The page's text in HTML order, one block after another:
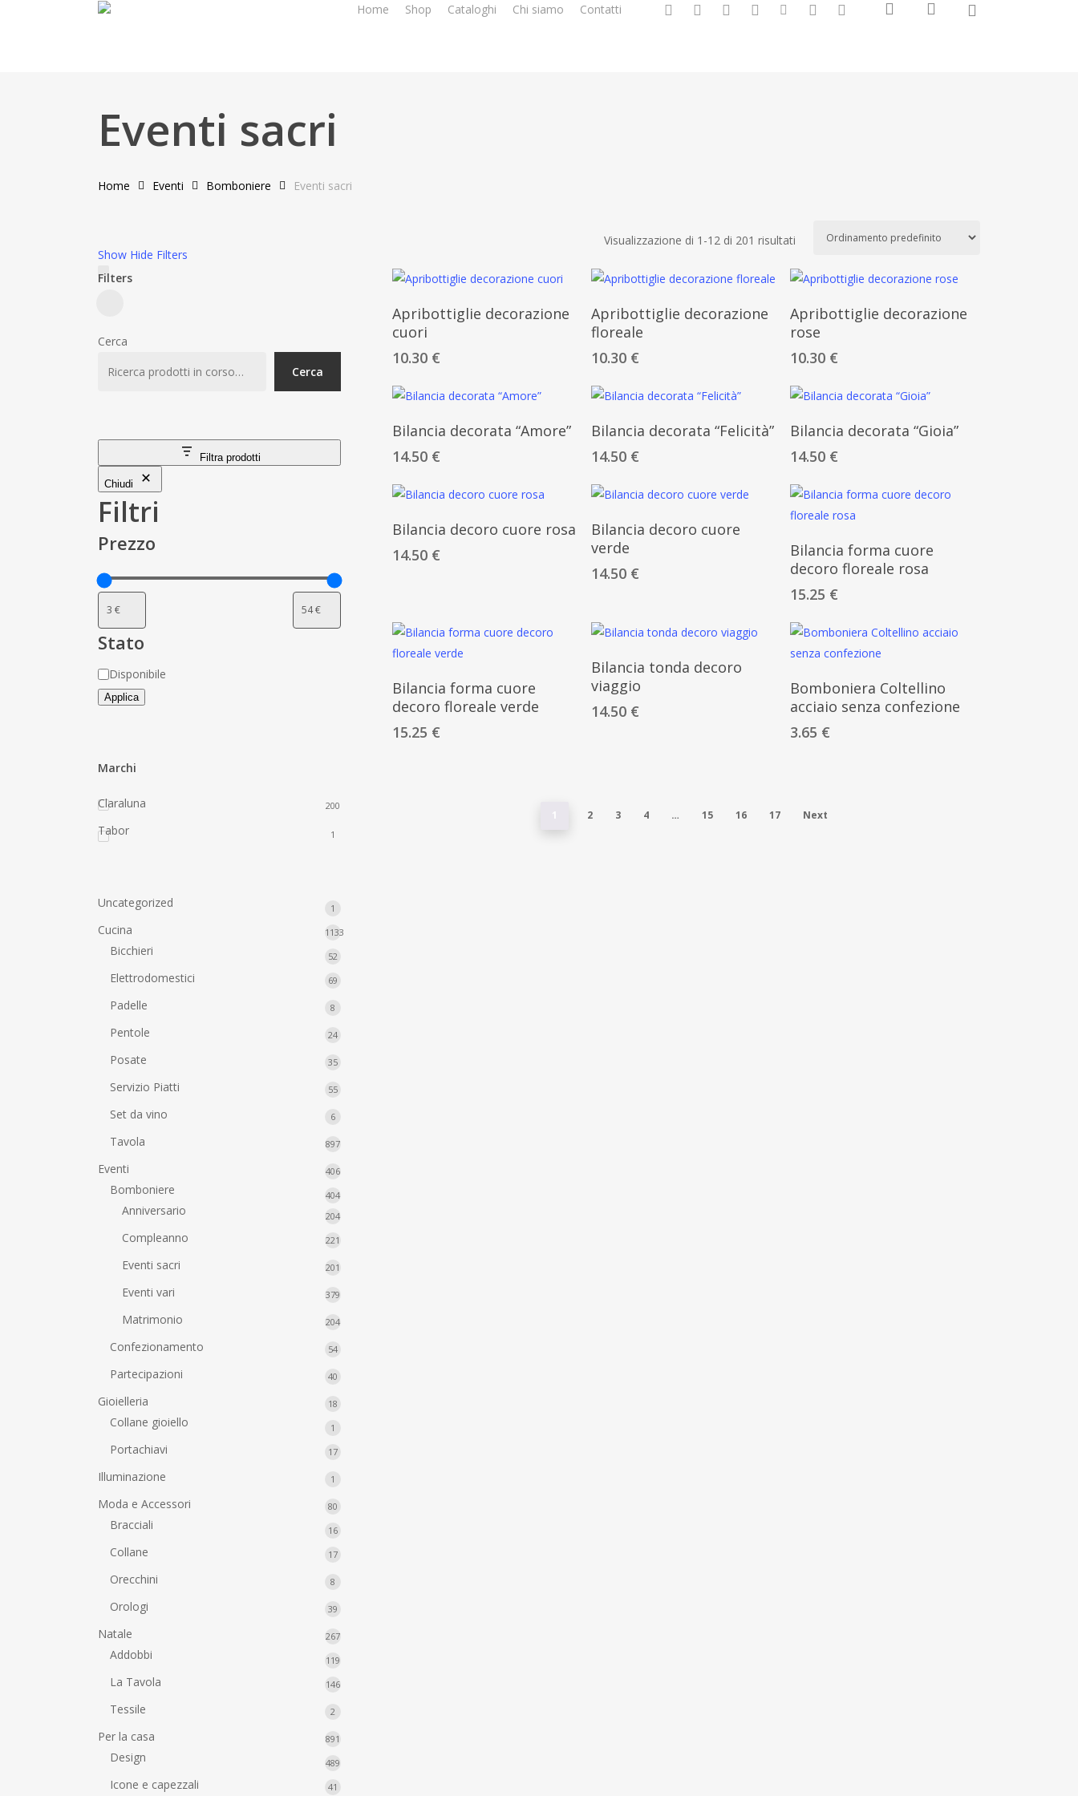
Home Shop Cataloghi Chi siamo Contatti facebookgoogle- instagramwhatsapp
tiktok phone email search account
Eventi sacri
Home Eventi Bomboniere Eventi sacri
Show Hide Filters
Visualizzazione di 1-12 di 201 risultati
Filters
Cerca
Cerca
Filtra prodotti
Chiudi
Filtri
Prezzo
Stato
StatoDisponibile
Applica
Marchi
Claraluna 200
Tabor 1
Uncategorized 1
Cucina
1133
prodotti
Bicchieri 5252
Elettrodomestici 6969
Padelle 88
Pentole 2424
Posate 3535
Servizio Piatti 5555
Set da vino 66
Tavola 897897
Eventi 406406
Bomboniere 404404
prodotti
Anniversario 204204
Compleanno 221
Eventi sacri 201
Eventi vari 379379
Matrimonio 204204
Confezionamento 5454
Partecipazioni 4040
Gioielleria 1818
Collane gioiello 1
Portachiavi 1717
Illuminazione 1
Moda e Accessori 8080
Bracciali 1616
Collane 1717
Orecchini 88
Orologi 3939
Natale 267267
Addobbi 119119
La Tavola 146146
Tessile 22
Per la casa 891
Design 489489
Icone e capezzali 41
Aggiungi Al Carrello
Apribottiglie decorazione
cuori
10.30 €
Aggiungi Al Carrello
Apribottiglie decorazione
floreale
10.30 €
Aggiungi Al Carrello
Apribottiglie decorazione
rose
10.30 €
Aggiungi Al Carrello
Bilancia decorata “Amore”
14.50 €
Aggiungi Al Carrello
Bilancia decorata “Felicità”
14.50 €
Aggiungi Al Carrello
Bilancia decorata “Gioia”
14.50 €
Aggiungi Al Carrello
Bilancia decoro cuore rosa
14.50 €
Aggiungi Al Carrello
Bilancia decoro cuore
verde
14.50 €
Aggiungi Al Carrello
Bilancia forma cuore
decoro floreale rosa
15.25 €
Aggiungi Al Carrello
Bilancia forma cuore
decoro floreale verde
15.25 €
Aggiungi Al Carrello
Bilancia tonda decoro
viaggio
14.50 €
Aggiungi Al Carrello
Bomboniera Coltellino
acciaio senza confezione
3.65 €
1 2 3 4 … 15 16 17 Next